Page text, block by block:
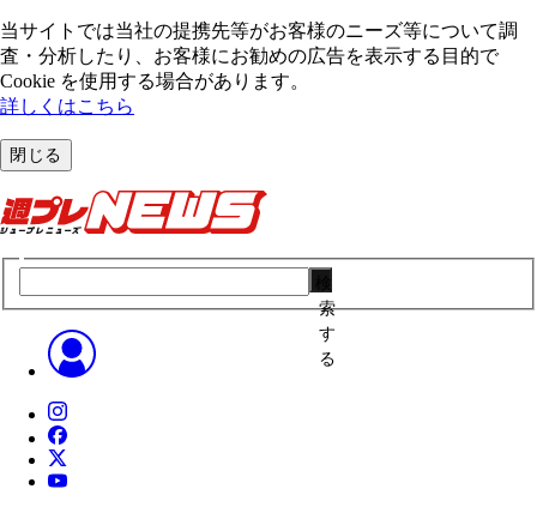
当サイトでは当社の提携先等がお客様のニーズ等について調
査・分析したり、お客様にお勧めの広告を表⽰する⽬的で
Cookie を使⽤する場合があります。
詳しくはこちら
閉じる
索
す
る